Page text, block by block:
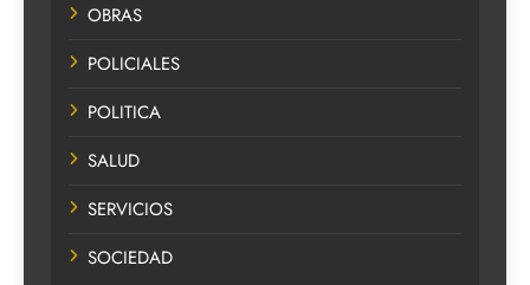
OBRAS
POLICIALES
POLITICA
SALUD
SERVICIOS
SOCIEDAD